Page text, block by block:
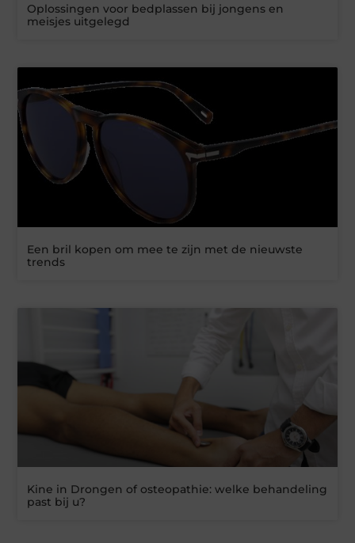
Oplossingen voor bedplassen bij jongens en
meisjes uitgelegd
Een bril kopen om mee te zijn met de nieuwste
trends
Kine in Drongen of osteopathie: welke behandeling
past bij u?